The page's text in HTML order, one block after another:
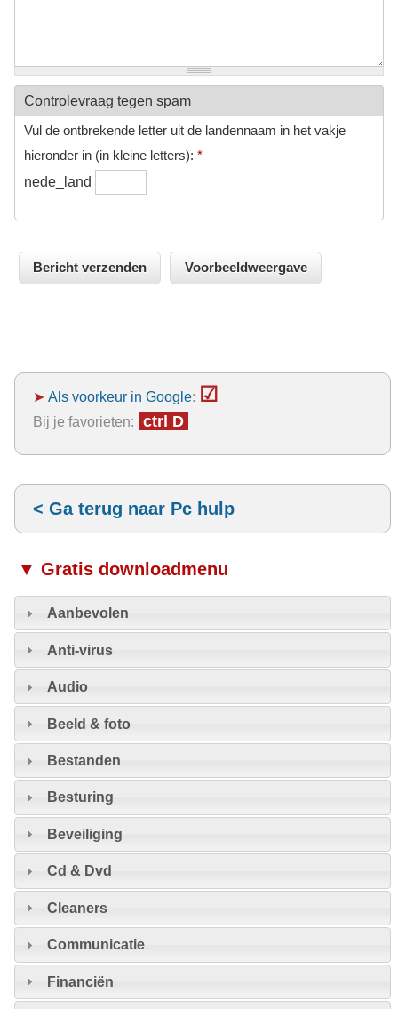
Controlevraag tegen spam
Vul de ontbrekende letter uit de landennaam in het vakje
hieronder in (in kleine letters): *
nede_land
➤ Als voorkeur in Google: ☑
Bij je favorieten: ctrl D
< Ga terug naar Pc hulp
▼ Gratis downloadmenu
Aanbevolen
Anti-virus
Audio
Beeld & foto
Bestanden
Besturing
Beveiliging
Cd & Dvd
Cleaners
Communicatie
Financiën